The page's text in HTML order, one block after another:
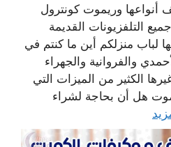
أنواعها وريموت كونترول
التلفزيونات القديمة
لباب منزلكم أين ما كنتم في
والفروانية والجهراء
الكثير من الميزات التي
هل أن بحاجة لشراء